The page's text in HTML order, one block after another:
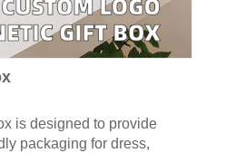
is designed to provide
packaging for dress,